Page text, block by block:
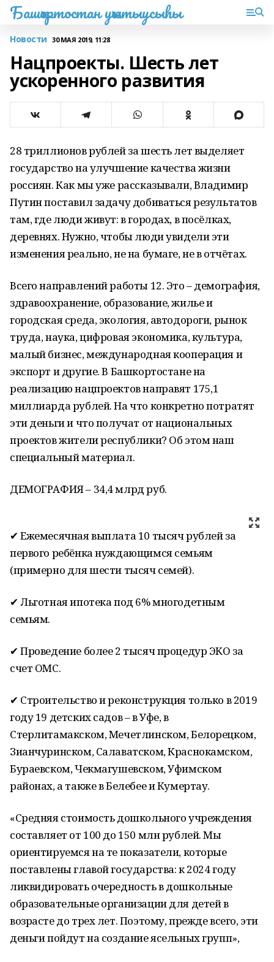
Башҡортостан уҡытыусыһы
Новости 30 МАЯ 2019, 11:28
Нацпроекты. Шесть лет
ускоренного развития
28 триллионов рублей за шесть лет выделяет
государство на улучшение качества жизни
россиян. Как мы уже рассказывали, Владимир
Путин поставил задачу добиваться результатов
там, где люди живут: в городах, в посёлках,
деревнях. Нужно, чтобы люди увидели эти
изменения реально, не на бумаге, не в отчётах.
Всего направлений работы 12. Это – демография,
здравоохранение, образование, жилье и
городская среда, экология, автодороги, рынок
труда, наука, цифровая экономика, культура,
малый бизнес, международная кооперация и
экспорт и другие. В Башкортостане на
реализацию нацпроектов направят 175,1
миллиарда рублей. На что конкретно потратят
эти деньги и что получат от национальных
проектов жители республики? Об этом наш
специальный материал.
ДЕМОГРАФИЯ – 34,4 млрд руб.
✔ Ежемесячная выплата 10 тысяч рублей за
первого ребёнка нуждающимся семьям
(примерно для шести тысяч семей).
✔ Льготная ипотека под 6% многодетным
семьям.
✔ Проведение более 2 тысяч процедур ЭКО за
счет ОМС.
✔ Строительство и реконструкция только в 2019
году 19 детских садов – в Уфе, в
Стерлитамакском, Мечетлинском, Белорецком,
Зианчуринском, Салаватском, Краснокамском,
Бураевском, Чекмагушевском, Уфимском
районах, а также в Белебее и Кумертау.
«Средняя стоимость дошкольного учреждения
составляет от 100 до 150 млн рублей. Мы
ориентируемся на те показатели, которые
поставлены главой государства: к 2024 году
ликвидировать очередность в дошкольные
образовательные организации для детей в
возрасте до трех лет. Поэтому, прежде всего, эти
деньги пойдут на создание ясельных групп»,